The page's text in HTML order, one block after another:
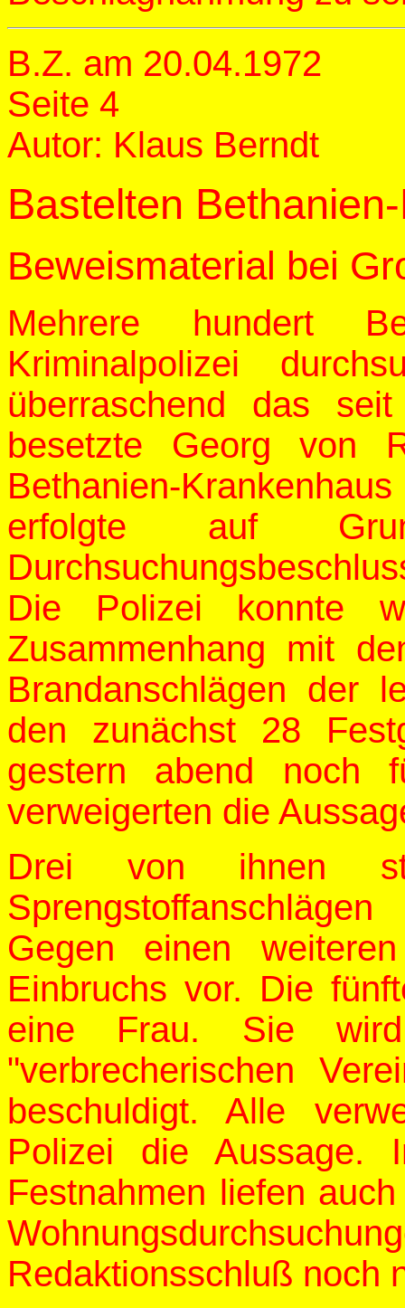
B.Z. am 20.04.1972
Seite 4
Autor: Klaus Berndt
Bastelten
Beweismaterial bei
Mehrere hundert
Kriminalpolizei
überraschend das
besetzte Georg von
Bethanien-
erfolgte auf
Die Polizei konnte
Zusammenhang mit
Brandanschlägen der
den zunächst 28
gestern abend
verweigerten die
Drei von ihnen
Gegen einen
Einbruchs vor. Die
eine Frau. Sie
"verbrecherischen
beschuldigt. Alle
Polizei die Aussage.
Festnahmen liefen
Redaktionsschluß noch